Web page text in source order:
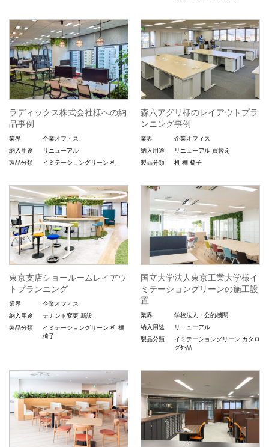
ラディックス株式会社様への納
品事例
業界
企業オフィス
納入用途
リニューアル
製品分類
イミテーショングリーン 机
森六アグリ様のレイアウトプラ
ンニング事例
業界
企業オフィス
納入用途
リニューアル 買替え
製品分類
机 棚 椅子
東京支店ショールームレイアウ
トプランニング
業界
企業オフィス
納入用途
テナント変更 新設
製品分類
イミテーショングリーン 机 棚
椅子
国立大学法人東京工業大学様イ
ミテーショングリーンの施工設
置
業界
学校法人・公的機関
納入用途
リニューアル
製品分類
イミテーショングリーン カタロ
グ外品